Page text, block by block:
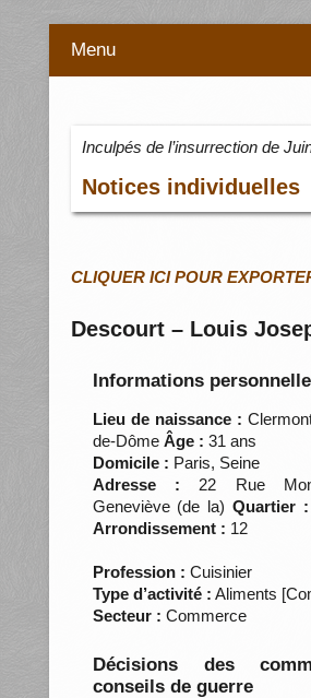
Menu
Inculpés de l’insurrection de
Notices individuelles
CLIQUER ICI POUR
Descourt – Louis
Informations
Lieu de naissance :
de-DômeÂge : 31 ans
Domicile : Paris, Seine
Adresse : 22 Rue
Geneviève (de la) Quartier :
Arrondissement : 12
Profession : Cuisinier
Type d’activité : Aliments
Secteur : Commerce
Décisions des
conseils de guerre